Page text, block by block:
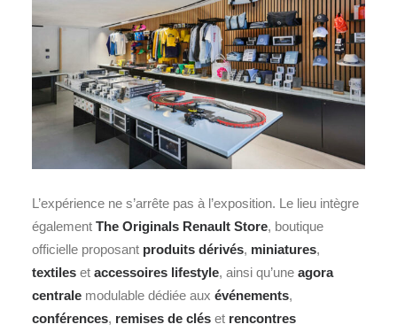
L’expérience ne s’arrête pas à l’exposition. Le lieu intègre
également The Originals Renault Store, boutique
officielle proposant produits dérivés, miniatures,
textiles et accessoires lifestyle, ainsi qu’une agora
centrale modulable dédiée aux événements,
conférences, remises de clés et rencontres